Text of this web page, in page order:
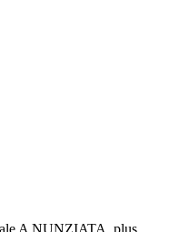
A NUNZIATA, plus